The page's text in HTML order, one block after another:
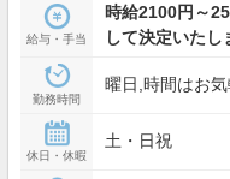
給与・手当
時給2100円～
して決定いたし
勤務時間
曜日,時間はお
休日・休暇
土・日祝